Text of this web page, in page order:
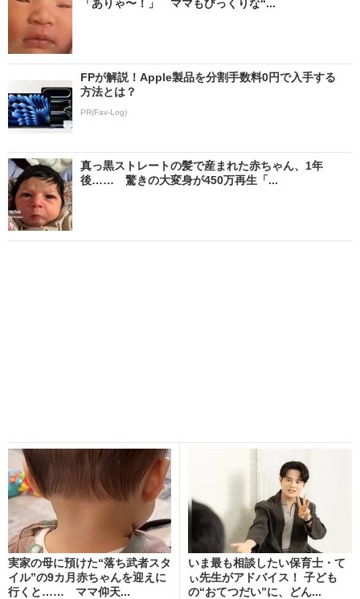
「ありゃ〜！」 ママもびっくりな“...
FPが解説！Apple製品を分割手数料0円で入手する
方法とは？
PR(Fav-Log)
真っ黒ストレートの髪で産まれた赤ちゃん、1年
後…… 驚きの大変身が450万再生「...
実家の母に預けた“落ち武者スタ
イル”の9カ月赤ちゃんを迎えに
行くと…… ママ仰天...
いま最も相談したい保育士・て
ぃ先生がアドバイス！ 子ども
の“おてつだい”に、どん...